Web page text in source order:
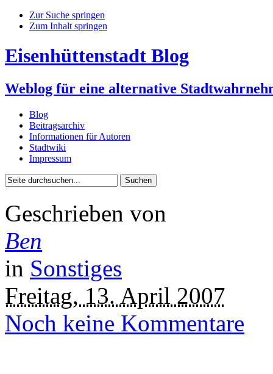
Zur Suche springen
Zum Inhalt springen
Eisenhüttenstadt Blog
Weblog für eine alternative
Blog
Beitragsarchiv
Informationen für Autoren
Stadtwiki
Impressum
Geschrieben von
Ben
in Sonstiges
Freitag, 13. April 2007
Noch keine Kommentare